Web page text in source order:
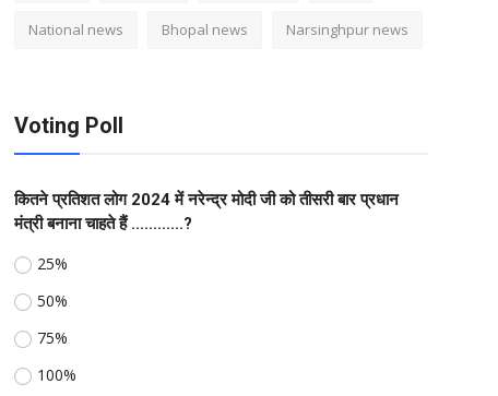
National news Bhopal news Narsinghpur news
Voting Poll
कितने प्रतिशत लोग 2024 में नरेन्द्र मोदी जी को तीसरी बार प्रधान
मंत्री बनाना चाहते हैं ............?
25%
50%
75%
100%